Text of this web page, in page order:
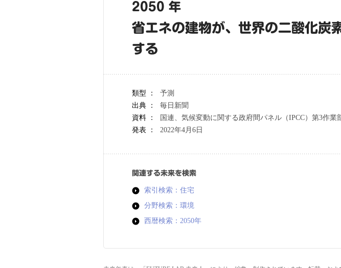
2050 年
省エネの建物が、世界の二酸化
する
類型 ：
予測
出典 ：
毎日新聞
資料 ：
国連、気候変動に関する政府間パネル（IPCC）第3作業
発表 ：
2022年4月6日
関連する未来を検索
索引検索：住宅
分野検索：環境
西暦検索：2050年